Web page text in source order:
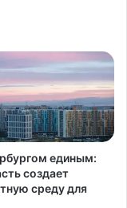
единым:
создает
среду для